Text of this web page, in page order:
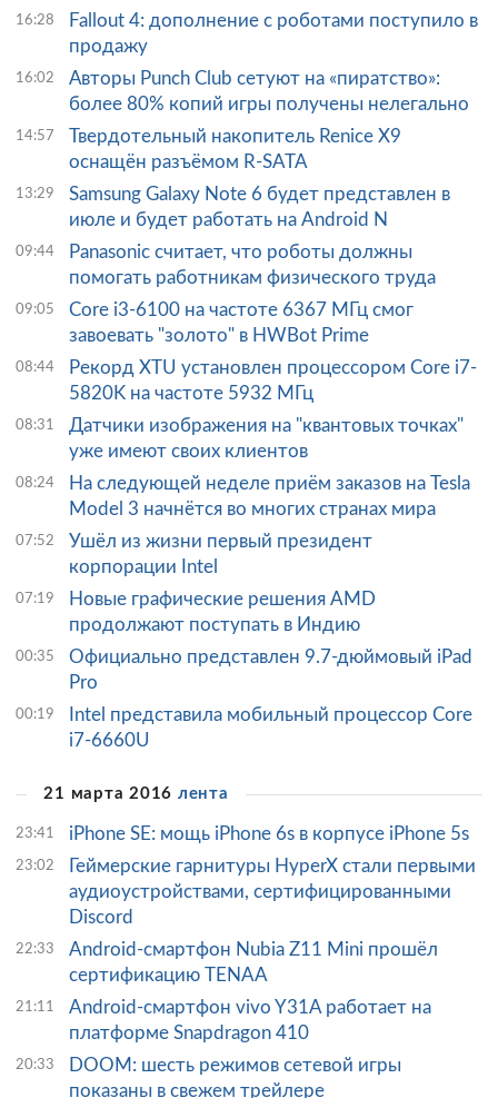
16:28
Fallout 4: дополнение с роботами поступило в
продажу
16:02
Авторы Punch Club сетуют на «пиратство»:
более 80% копий игры получены нелегально
14:57
Твердотельный накопитель Renice X9
оснащён разъёмом R-SATA
13:29
Samsung Galaxy Note 6 будет представлен в
июле и будет работать на Android N
09:44
Panasonic считает, что роботы должны
помогать работникам физического труда
09:05
Core i3-6100 на частоте 6367 МГц смог
завоевать "золото" в HWBot Prime
08:44
Рекорд XTU установлен процессором Core i7-
5820K на частоте 5932 МГц
08:31
Датчики изображения на "квантовых точках"
уже имеют своих клиентов
08:24
На следующей неделе приём заказов на Tesla
Model 3 начнётся во многих странах мира
07:52
Ушёл из жизни первый президент
корпорации Intel
07:19
Новые графические решения AMD
продолжают поступать в Индию
00:35
Официально представлен 9.7-дюймовый iPad
Pro
00:19
Intel представила мобильный процессор Core
i7-6660U
21 марта 2016 лента
23:41 iPhone SE: мощь iPhone 6s в корпусе iPhone 5s
23:02
Геймерские гарнитуры HyperX стали первыми
аудиоустройствами, сертифицированными
Discord
22:33
Android-смартфон Nubia Z11 Mini прошёл
сертификацию TENAA
21:11
Android-смартфон vivo Y31A работает на
платформе Snapdragon 410
20:33
DOOM: шесть режимов сетевой игры
показаны в свежем трейлере